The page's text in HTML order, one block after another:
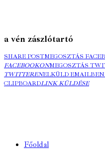
a vén zászlótartó
SHARE POSTMEGOSZTÁS
FACEBOOKONMEGOSZTÁS
TWITTERENELKÜLD EMAILBEN
CLIPBOARDLINK KÜLDÉSE
Főoldal